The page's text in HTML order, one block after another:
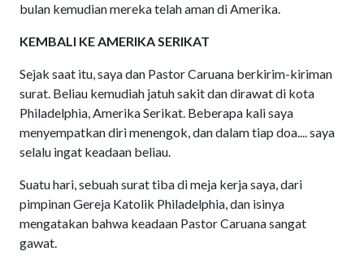
bulan kemudian mereka telah aman di Amerika.
KEMBALI KE AMERIKA SERIKAT
Sejak saat itu, saya dan Pastor Caruana berkirim-kiriman
surat. Beliau kemudiah jatuh sakit dan dirawat di kota
Philadelphia, Amerika Serikat. Beberapa kali saya
menyempatkan diri menengok, dan dalam tiap doa.... saya
selalu ingat keadaan beliau.
Suatu hari, sebuah surat tiba di meja kerja saya, dari
pimpinan Gereja Katolik Philadelphia, dan isinya
mengatakan bahwa keadaan Pastor Caruana sangat
gawat.